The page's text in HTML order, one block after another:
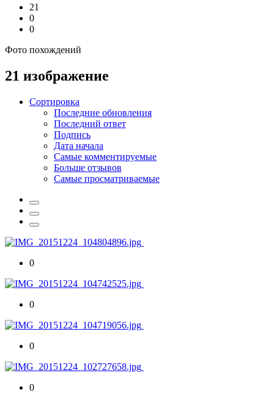
21
0
0
Фото похождений
21 изображение
Сортировка
Последние обновления
Последний ответ
Подпись
Дата начала
Самые комментируемые
Больше отзывов
Самые просматриваемые
0
0
0
0